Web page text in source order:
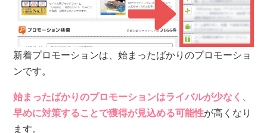
新着プロモーションは、始まったばかりのプロモーショ
ンです。
始まったばかりのプロモーションはライバルが少なく、
早めに対策することで獲得が見込める可能性が高くなり
ます。